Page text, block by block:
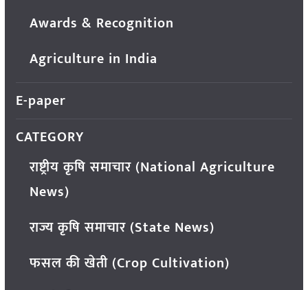
Awards & Recognition
Agriculture in India
E-paper
CATEGORY
राष्ट्रीय कृषि समाचार (National Agriculture
News)
राज्य कृषि समाचार (State News)
फसल की खेती (Crop Cultivation)